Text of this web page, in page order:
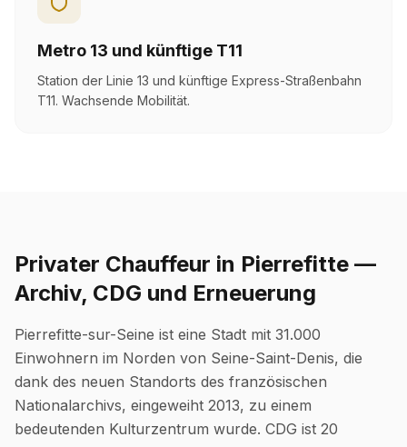
Metro 13 und künftige T11
Station der Linie 13 und künftige Express-Straßenbahn
T11. Wachsende Mobilität.
Privater Chauffeur in Pierrefitte —
Archiv, CDG und Erneuerung
Pierrefitte-sur-Seine ist eine Stadt mit 31.000
Einwohnern im Norden von Seine-Saint-Denis, die
dank des neuen Standorts des französischen
Nationalarchivs, eingeweiht 2013, zu einem
bedeutenden Kulturzentrum wurde. CDG ist 20